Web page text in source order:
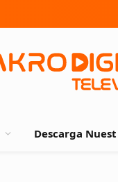
Descarga